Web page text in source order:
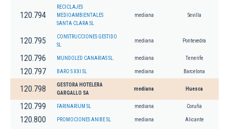
120.794
RECICLAJES
MEDIOAMBIENTALES
SANTA CLARA SL
mediana Sevilla
120.795
CONSTRUCCIONES GESTIDO
SL
mediana Pontevedra
120.796 MUNDOLED CANARIAS SL. mediana Tenerife
120.797 BARO S XXI SL mediana Barcelona
120.798
GESTORA HOTELERA
GARGALLO SA
mediana Huesca
120.799 FARINARIUM SL mediana Coruña
120.800 PROMOCIONES ANIBE SL mediana Alicante